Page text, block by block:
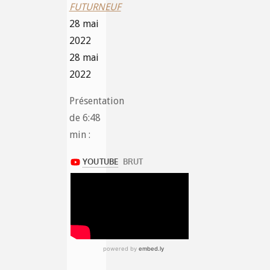
FUTURNEUF
28 mai
2022
28 mai
2022
Présentation
de 6:48
min :